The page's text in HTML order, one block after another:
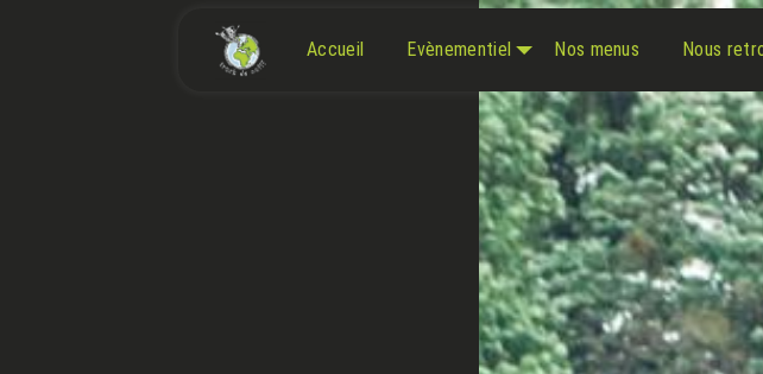
Accueil Evènementiel Nos menus Nous